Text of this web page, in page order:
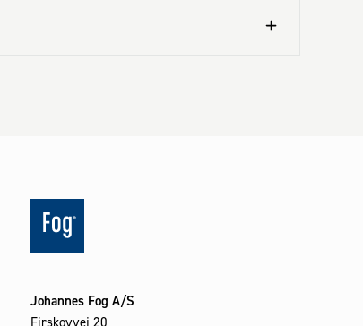
Johannes Fog A/S
Firskovvej 20